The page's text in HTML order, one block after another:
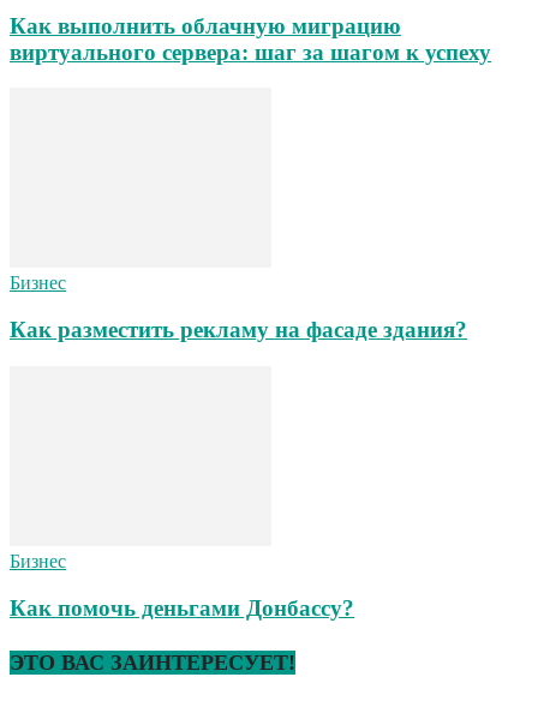
Как выполнить облачную миграцию
виртуального сервера: шаг за шагом к успеху
Бизнес
Как разместить рекламу на фасаде здания?
Бизнес
Как помочь деньгами Донбассу?
ЭТО ВАС ЗАИНТЕРЕСУЕТ!